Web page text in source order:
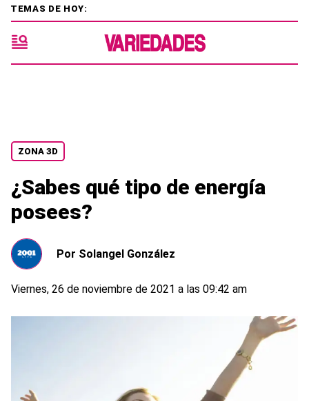
ZONA 3D
¿Sabes qué tipo de energía
posees?
Por Solangel González
Viernes, 26 de noviembre de 2021 a las 09:42 am
TEMAS DE HOY: